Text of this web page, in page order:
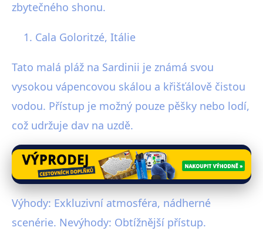
zbytečného shonu.
Cala Goloritzé, Itálie
Tato malá pláž na Sardinii je známá svou
vysokou vápencovou skálou a křišťálově čistou
vodou. Přístup je možný pouze pěšky nebo lodí,
což udržuje dav na uzdě.
Výhody: Exkluzivní atmosféra, nádherné
scenérie. Nevýhody: Obtížnější přístup.